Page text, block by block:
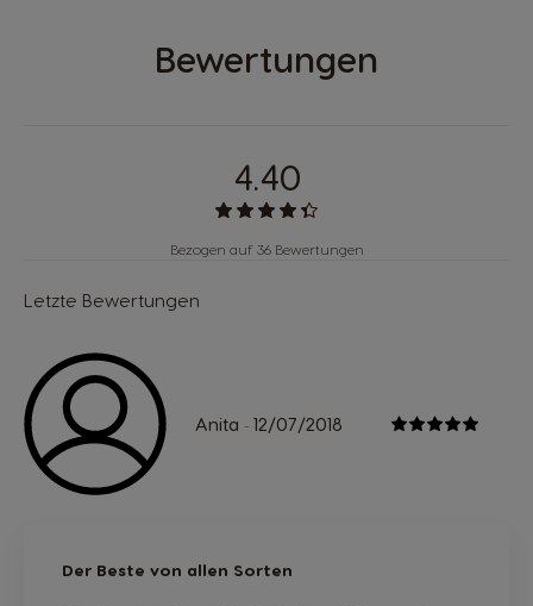
Bewertungen
4.40
Bezogen auf 36 Bewertungen
Letzte Bewertungen
Anita - 12/07/2018
Der Beste von allen Sorten